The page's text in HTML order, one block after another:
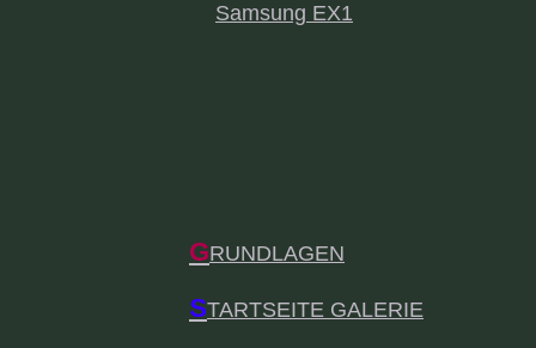
Samsung EX1
GRUNDLAGEN
STARTSEITE GALERIE